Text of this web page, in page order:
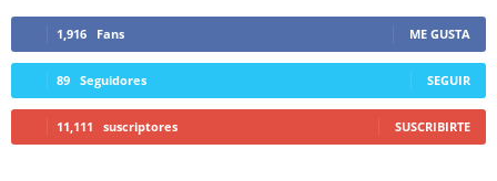
1,916 Fans ME GUSTA
89 Seguidores SEGUIR
11,111 suscriptores SUSCRIBIRTE